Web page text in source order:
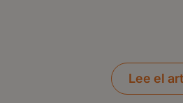
Lee el